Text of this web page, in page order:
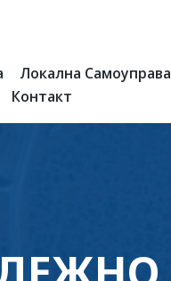
Локална Самоуправа
Контакт